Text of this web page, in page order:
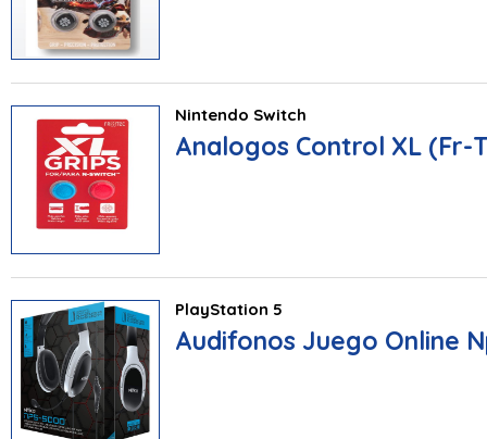
Nintendo Switch
Analogos Control XL (Fr-
PlayStation 5
Audifonos Juego Online